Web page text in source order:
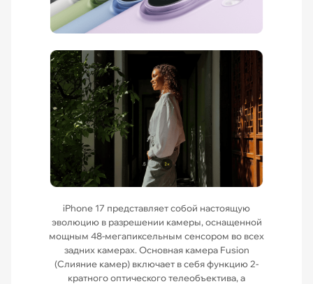
iPhone 17 представляет собой настоящую
эволюцию в разрешении камеры, оснащенной
мощным 48-мегапиксельным сенсором во всех
задних камерах. Основная камера Fusion
(Слияние камер) включает в себя функцию 2-
кратного оптического телеобъектива, а